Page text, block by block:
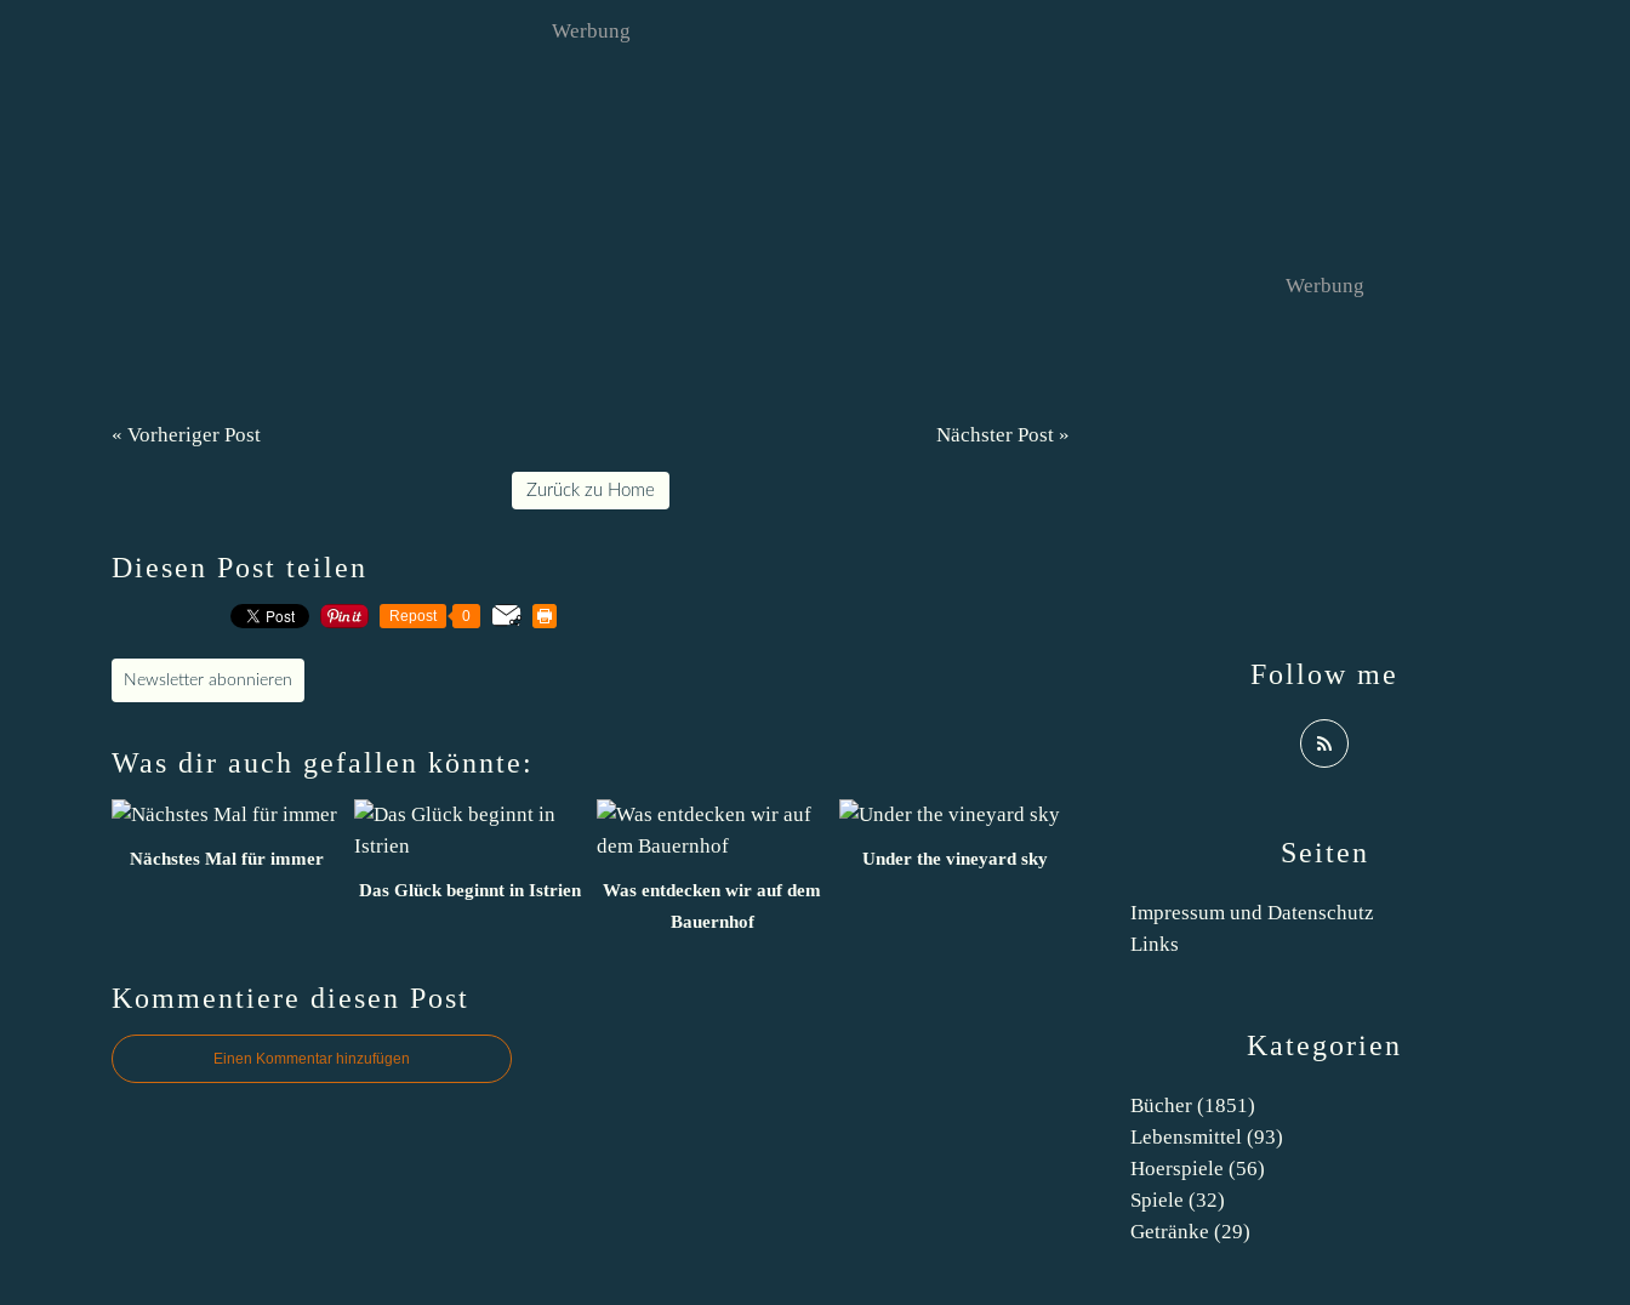
Werbung
« Vorheriger Post Nächster Post »
Zurück zu Home
Diesen Post teilen
Repost 0
Newsletter abonnieren
Was dir auch gefallen könnte:
Nächstes Mal für immer
Das Glück beginnt in Istrien
Was entdecken wir auf dem
Bauernhof
Under the vineyard sky
Kommentiere diesen Post
Einen Kommentar hinzufügen Kategorien
Bücher (1851)
Lebensmittel (93)
Hoerspiele (56)
Spiele (32)
Getränke (29)
Seiten
Impressum und Datenschutz
Links
Follow me
Werbung